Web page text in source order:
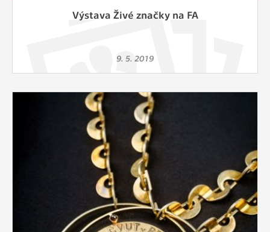
Výstava Živé značky na FA
9. 5. 2019